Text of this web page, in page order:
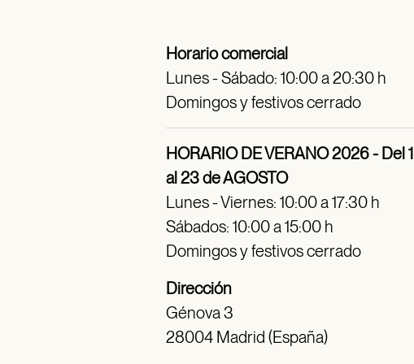
Horario comercial
Lunes - Sábado: 10:00 a 20:30 h
Domingos y festivos cerrado
HORARIO DE VERANO 2026 - Del 1
al 23 de AGOSTO
Lunes - Viernes: 10:00 a 17:30 h
Sábados: 10:00 a 15:00 h
Domingos y festivos cerrado
Dirección
Génova 3
28004 Madrid (España)